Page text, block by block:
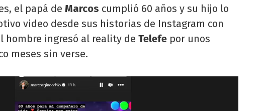
el papá de Marcos cumplió 60 años y su hijo lo
video desde sus historias de Instagram con
hombre ingresó al reality de Telefe por unos
meses sin verse.